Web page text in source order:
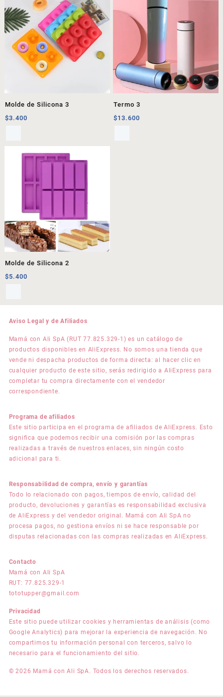
Molde de Silicona 3
$3.400
Termo 3
$13.600
Molde de Silicona 2
$5.400
Aviso Legal y de Afiliados
Mamá con Ali SpA (RUT 77.825.329-1) es un catálogo de
productos disponibles en AliExpress. No somos una tienda que
vende ni despacha productos de forma directa: al hacer clic en
cualquier producto de este sitio, serás redirigido a AliExpress para
completar tu compra directamente con el vendedor
correspondiente.
Programa de afiliados
Este sitio participa en el programa de afiliados de AliExpress. Esto
significa que podemos recibir una comisión por las compras
realizadas a través de nuestros enlaces, sin ningún costo
adicional para ti.
Responsabilidad de compra, envío y garantías
Todo lo relacionado con pagos, tiempos de envío, calidad del
producto, devoluciones y garantías es responsabilidad exclusiva
de AliExpress y del vendedor original. Mamá con Ali SpA no
procesa pagos, no gestiona envíos ni se hace responsable por
disputas relacionadas con las compras realizadas en AliExpress.
Contacto
Mamá con Ali SpA
RUT: 77.825.329-1
tototupper@gmail.com
Privacidad
Este sitio puede utilizar cookies y herramientas de análisis (como
Google Analytics) para mejorar la experiencia de navegación. No
compartimos tu información personal con terceros, salvo lo
necesario para el funcionamiento del sitio.
© 2026 Mamá con Ali SpA. Todos los derechos reservados.